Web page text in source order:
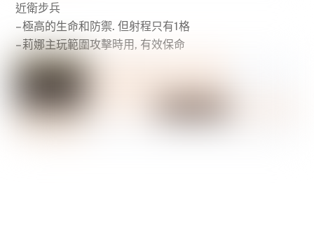
近衛步兵
– 極高的生命和防禦. 但射程只有1格
– 莉娜主玩範圍攻擊時用, 有效保命